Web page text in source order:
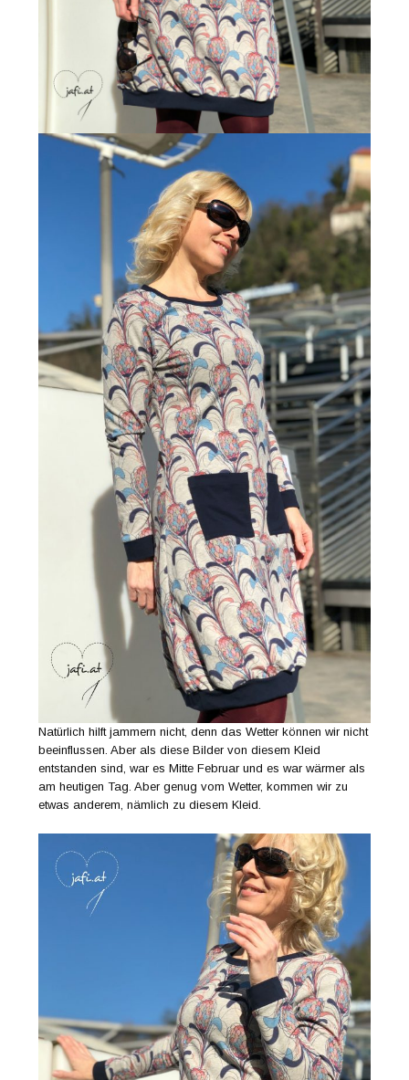
Natürlich hilft jammern nicht, denn das Wetter können wir nicht
beeinflussen. Aber als diese Bilder von diesem Kleid
entstanden sind, war es Mitte Februar und es war wärmer als
am heutigen Tag. Aber genug vom Wetter, kommen wir zu
etwas anderem, nämlich zu diesem Kleid.